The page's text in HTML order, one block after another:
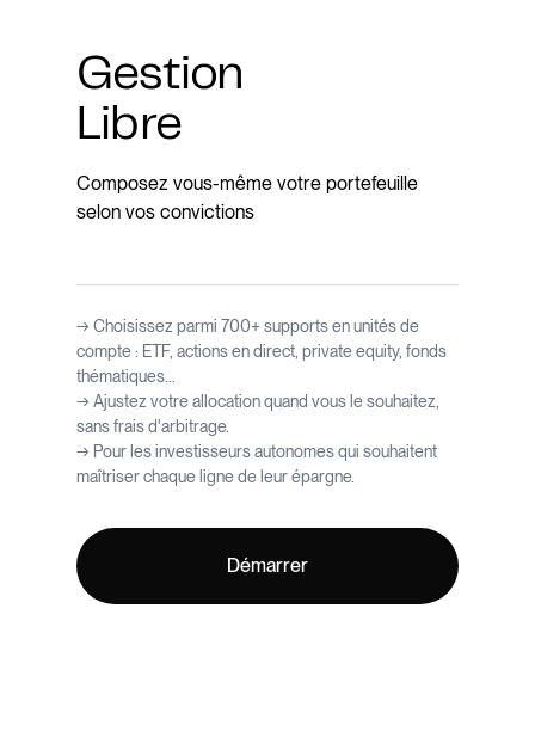
Gestion
Libre
Composez vous-même votre portefeuille
selon vos convictions
→ Choisissez parmi 700+ supports en unités de
compte : ETF, actions en direct, private equity, fonds
thématiques...
→ Ajustez votre allocation quand vous le souhaitez,
sans frais d'arbitrage.
→ Pour les investisseurs autonomes qui souhaitent
maîtriser chaque ligne de leur épargne.
Démarrer